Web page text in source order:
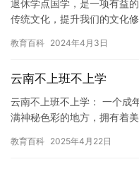
退休学点国学，是一项有益
传统文化，提升我们的文化
化蕴…
教育百科 2024年4月3日
云南不上班不上学
云南不上班不上学： 一个成
满神秘色彩的地方，拥有着
着…
教育百科 2025年4月22日